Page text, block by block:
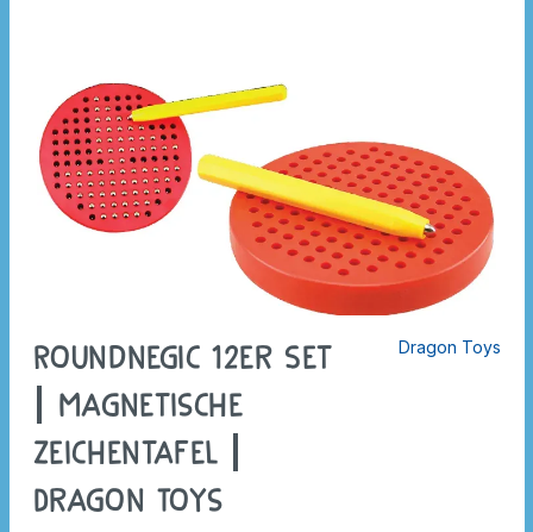
Roundnegic 12er Set
| Magnetische
Zeichentafel |
Dragon Toys
Dragon Toys